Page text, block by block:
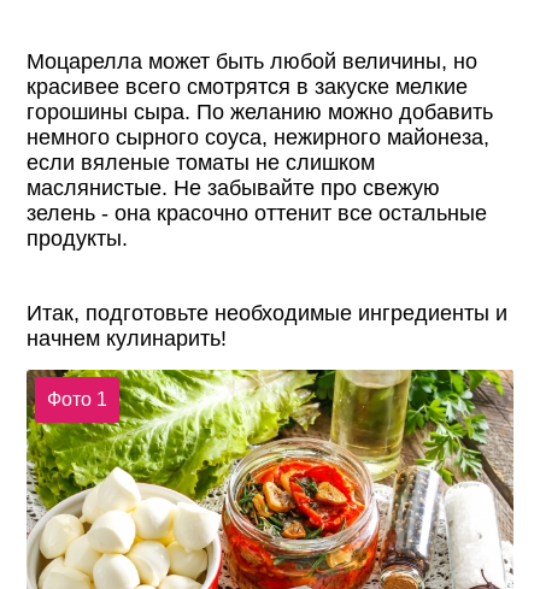
Моцарелла может быть любой величины, но
красивее всего смотрятся в закуске мелкие
горошины сыра. По желанию можно добавить
немного сырного соуса, нежирного майонеза,
если вяленые томаты не слишком
маслянистые. Не забывайте про свежую
зелень - она красочно оттенит все остальные
продукты.
Итак, подготовьте необходимые ингредиенты и
начнем кулинарить!
Фото 1